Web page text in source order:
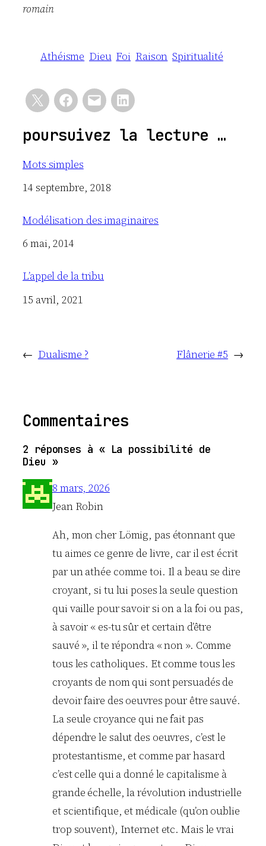
romain
Athéisme Dieu Foi Raison Spiritualité
poursuivez la lecture …
Mots simples
Date
14 septembre, 2018
Modélisation des imaginaires
Date
6 mai, 2014
L’appel de la tribu
Date
15 avril, 2021
← Dualisme ? Flânerie #5 →
Commentaires
2 réponses à « La possibilité de
Dieu »
8 mars, 2026
Jean Robin
Ah, mon cher Lömig, pas étonnant que
tu aimes ce genre de livre, car il est écrit
par un athée comme toi. Il a beau se dire
croyant, si tu lui poses la seule question
qui vaille pour savoir si on a la foi ou pas,
à savoir « es-tu sûr et certain d’être
sauvé », il te répondra « non ». Comme
tous les catholiques. Et comme tous les
croyants de nom qui sont persuadés de
devoir faire des oeuvres pour être sauvé.
La seule croyance qui ne fait pas
dépendre le salut des oeuvres, c’est le
protestantisme, et comme par hasard
c’est celle qui a donné le capitalisme à
grande échelle, la révolution industrielle
et scientifique, et médicale (qu’on oublie
trop souvent), Internet etc. Mais le vrai